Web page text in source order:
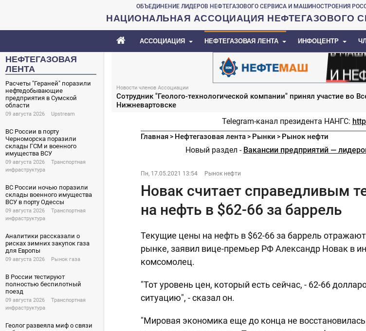
ОБЪЕДИНЕНИЕ ЛИДЕРОВ НЕФТЕГАЗОВОГО СЕРВИСА И МАШИНОСТРОЕНИЯ
НАЦИОНАЛЬНАЯ АССОЦИАЦИЯ НЕФТЕГАЗОВОГО
АССОЦИАЦИЯ НЕФТЕГАЗОВАЯ ЛЕНТА ИНФОЦЕНТР
НЕФТЕГАЗОВАЯ
ЛЕНТА
Расчеты "Гераней" поразили
нефтедобывающие
предприятия в Сумской
области
09 августа 2026 Upstream
ВС России в порту
Черноморска поразили
склады ГСМ и военного
имущества ВСУ
09 августа 2026
Транспортная
инфраструктура
ВС России ночью поразили
склады военного имущества
ВСУ в порту Одессы
09 августа 2026
Транспортная
инфраструктура
Аналитики рассказали о
рисках зимних закупок газа
для Европы
09 августа 2026 Рынок газа
В России тестируют
полностью беспилотный
поезд
09 августа 2026
Транспортная
инфраструктура
Геолог развеяла миф о связи
Новости членов Ассоциации
Сотрудник "Геолого-технологической компании" принял участие во
Нижневартовске
Telegram-канал президента НАНГС:
Главная> Нефтегазовая лента> Рынки > Рынок нефти
Новый раздел - Вакансии предприятий —
Пн, 17.05.2021 13:54 Рынок нефти
Новак считает справедливым
на нефть в $62-66 за баррель
Текущие цены на нефть в $62-66 за баррель
рынке, заявил вице-премьер РФ Александр Новак в
комсомолец.
"Тот уровень цен, который есть сейчас, - 62-66
ситуацию", - сказал он.
"Мировая экономика еще до конца не